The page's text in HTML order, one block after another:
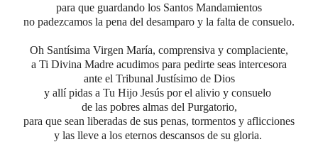
para que guardando los Santos Mandamientos
no padezcamos la pena del desamparo y la falta de consuelo.
Oh Santísima Virgen María, comprensiva y complaciente,
a Ti Divina Madre acudimos para pedirte seas intercesora
ante el Tribunal Justísimo de Dios
y allí pidas a Tu Hijo Jesús por el alivio y consuelo
de las pobres almas del Purgatorio,
para que sean liberadas de sus penas, tormentos y aflicciones
y las lleve a los eternos descansos de su gloria.